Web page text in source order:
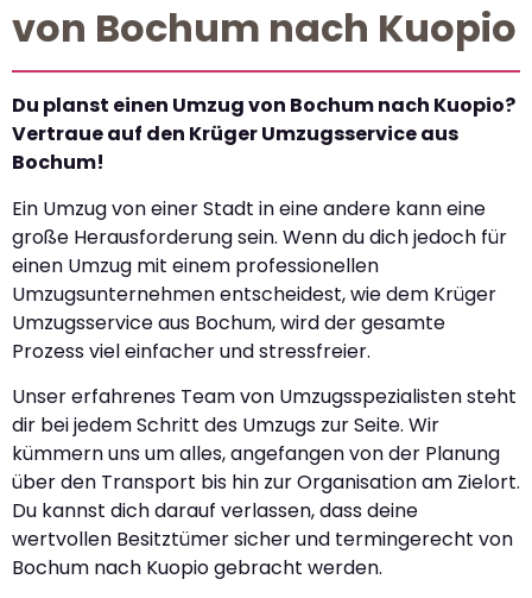
von Bochum nach Kuopio
Du planst einen Umzug von Bochum nach Kuopio?
Vertraue auf den Krüger Umzugsservice aus
Bochum!
Ein Umzug von einer Stadt in eine andere kann eine
große Herausforderung sein. Wenn du dich jedoch für
einen Umzug mit einem professionellen
Umzugsunternehmen entscheidest, wie dem Krüger
Umzugsservice aus Bochum, wird der gesamte
Prozess viel einfacher und stressfreier.
Unser erfahrenes Team von Umzugsspezialisten steht
dir bei jedem Schritt des Umzugs zur Seite. Wir
kümmern uns um alles, angefangen von der Planung
über den Transport bis hin zur Organisation am Zielort.
Du kannst dich darauf verlassen, dass deine
wertvollen Besitztümer sicher und termingerecht von
Bochum nach Kuopio gebracht werden.